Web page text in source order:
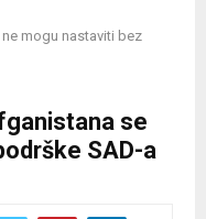
mogu nastaviti bez
se
SAD-a